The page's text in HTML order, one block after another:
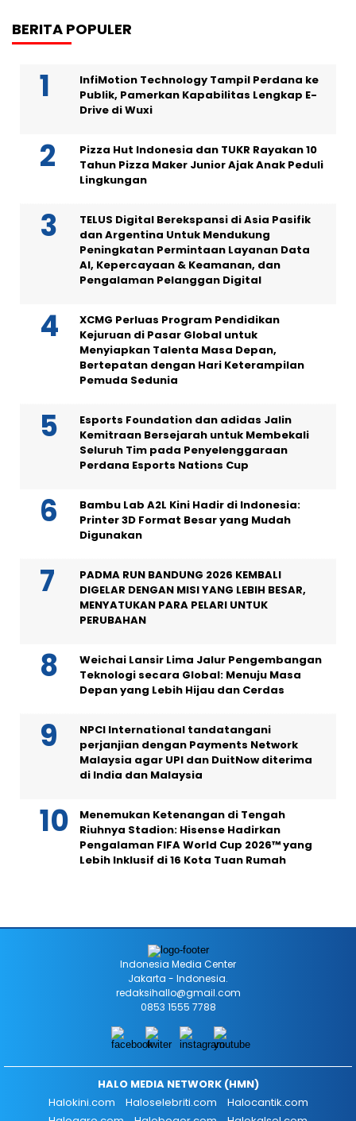
BERITA POPULER
InfiMotion Technology Tampil Perdana ke
Publik, Pamerkan Kapabilitas Lengkap E-
Drive di Wuxi
Pizza Hut Indonesia dan TUKR Rayakan 10
Tahun Pizza Maker Junior Ajak Anak Peduli
Lingkungan
TELUS Digital Berekspansi di Asia Pasifik
dan Argentina Untuk Mendukung
Peningkatan Permintaan Layanan Data
AI, Kepercayaan & Keamanan, dan
Pengalaman Pelanggan Digital
XCMG Perluas Program Pendidikan
Kejuruan di Pasar Global untuk
Menyiapkan Talenta Masa Depan,
Bertepatan dengan Hari Keterampilan
Pemuda Sedunia
Esports Foundation dan adidas Jalin
Kemitraan Bersejarah untuk Membekali
Seluruh Tim pada Penyelenggaraan
Perdana Esports Nations Cup
Bambu Lab A2L Kini Hadir di Indonesia:
Printer 3D Format Besar yang Mudah
Digunakan
PADMA RUN BANDUNG 2026 KEMBALI
DIGELAR DENGAN MISI YANG LEBIH BESAR,
MENYATUKAN PARA PELARI UNTUK
PERUBAHAN
Weichai Lansir Lima Jalur Pengembangan
Teknologi secara Global: Menuju Masa
Depan yang Lebih Hijau dan Cerdas
NPCI International tandatangani
perjanjian dengan Payments Network
Malaysia agar UPI dan DuitNow diterima
di India dan Malaysia
Menemukan Ketenangan di Tengah
Riuhnya Stadion: Hisense Hadirkan
Pengalaman FIFA World Cup 2026™ yang
Lebih Inklusif di 16 Kota Tuan Rumah
Indonesia Media Center
Jakarta - Indonesia.
redaksihallo@gmail.com
0853 1555 7788
HALO MEDIA NETWORK (HMN)
Halokini.com
Haloselebriti.com
Halocantik.com